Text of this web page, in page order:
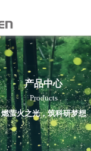
产品中心
Products
燃萤火之光，筑科研梦想